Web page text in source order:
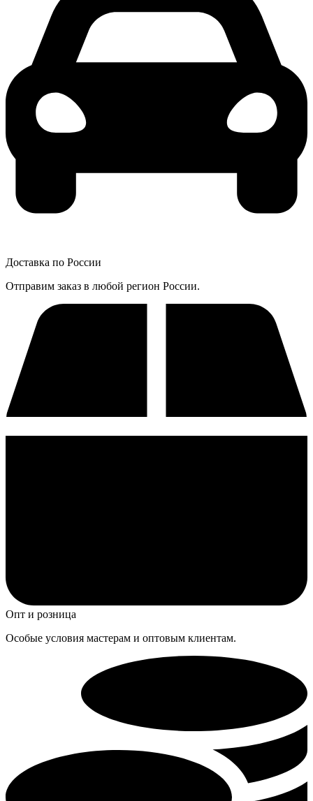
Доставка по России
Отправим заказ в любой регион России.
Опт и розница
Особые условия мастерам и оптовым клиентам.